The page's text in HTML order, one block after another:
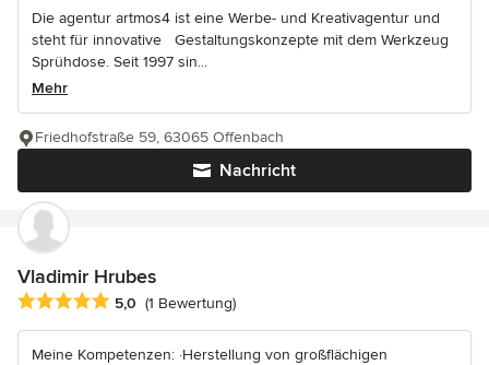
Die agentur artmos4 ist eine Werbe- und Kreativagentur und
steht für innovative Gestaltungskonzepte mit dem Werkzeug
Sprühdose. Seit 1997 sin...
Mehr
Nachricht
Friedhofstraße 59, 63065 Offenbach
Vladimir Hrubes
Durchschnittliche Bewertung: 5 von 5 Sternen
5,0 (1 Bewertung)
Meine Kompetenzen: ·Herstellung von großflächigen